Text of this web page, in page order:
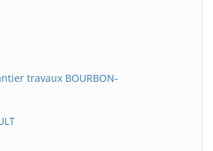
travaux BOURBON-